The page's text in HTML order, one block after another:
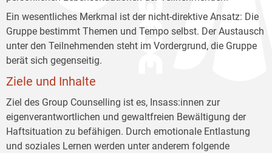
Ein wesentliches Merkmal ist der nicht-direktive Ansatz: Die
Gruppe bestimmt Themen und Tempo selbst. Der Austausch
unter den Teilnehmenden steht im Vordergrund, die Gruppe
berät sich gegenseitig.
Ziele und Inhalte
Ziel des Group Counselling ist es, Insass:innen zur
eigenverantwortlichen und gewaltfreien Bewältigung der
Haftsituation zu befähigen. Durch emotionale Entlastung
und soziales Lernen werden unter anderem folgende